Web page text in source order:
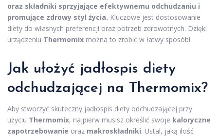
oraz składniki sprzyjające efektywnemu odchudzaniu i
promujące zdrowy styl życia. Kluczowe jest dostosowanie
diety do własnych preferencji oraz potrzeb zdrowotnych. Dzięki
urządzeniu Thermomix można to zrobić w łatwy sposób!
Jak ułożyć jadłospis diety
odchudzającej na Thermomix?
Aby stworzyć skuteczny jadłospis diety odchudzającej przy
użyciu Thermomix, najpierw musisz określić swoje kaloryczne
zapotrzebowanie oraz makroskładniki. Ustal, jaką ilość